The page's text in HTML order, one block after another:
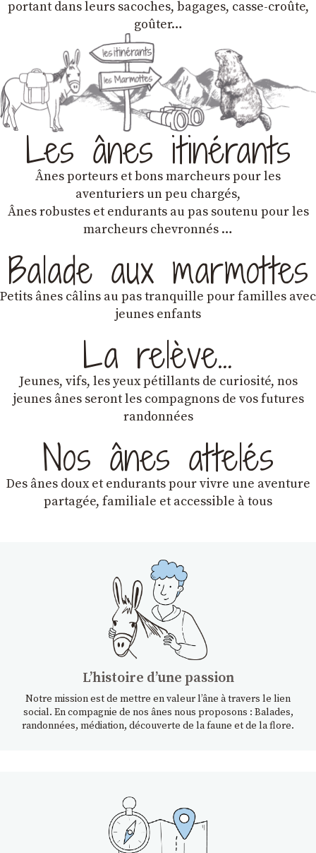
portant dans leurs sacoches, bagages, casse-croûte,
goûter…
Les ânes itinérants
Ânes porteurs et bons marcheurs pour les
aventuriers un peu chargés,
Ânes robustes et endurants au pas soutenu pour les
marcheurs chevronnés …
Balade aux marmottes
Petits ânes câlins au pas tranquille pour familles avec
jeunes enfants
La relève…
Jeunes, vifs, les yeux pétillants de curiosité, nos
jeunes ânes seront les compagnons de vos futures
randonnées
Nos ânes attelés
Des ânes doux et endurantspour vivre une aventure
partagée, familiale et accessible à tous
Lʼhistoire dʼune passion
Notre mission est de mettre en valeur l’âne à travers le lien
social. En compagnie de nos ânes nous proposons : Balades,
randonnées, médiation, découverte de la faune et de la flore.